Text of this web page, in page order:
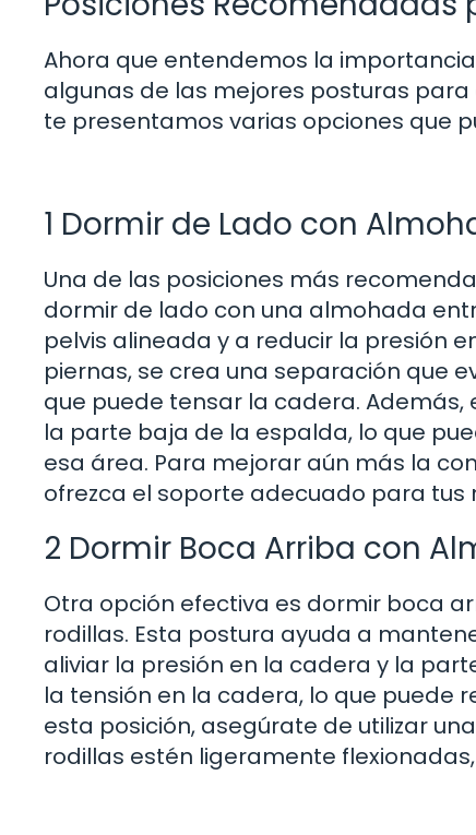
Ahora que entendemos la
algunas de las mejores posturas
te presentamos varias opciones que
1 Dormir de Lado con
Una de las posiciones más
dormir de lado con una almohada
pelvis alineada y a reducir la presión
piernas, se crea una separación que
que puede tensar la cadera.
la parte baja de la espalda, lo que
esa área. Para mejorar aún más la
ofrezca el soporte adecuado para tus
2 Dormir Boca Arriba con
Otra opción efectiva es dormir boca
rodillas. Esta postura ayuda a
aliviar la presión en la cadera y la
la tensión en la cadera, lo que puede
esta posición, asegúrate de utilizar
rodillas estén ligeramente